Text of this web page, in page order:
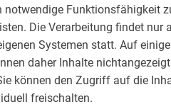
notwendige Funktionsfähigkeit
Die Verarbeitung findet nur
Systemen statt. Auf
daher Inhalte nichtangezeigt
können den Zugriff auf die
freischalten.